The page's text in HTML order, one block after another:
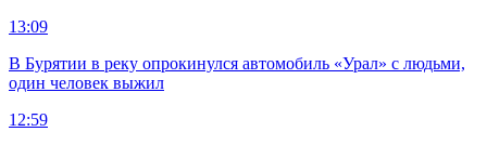
13:09
В Бурятии в реку опрокинулся автомобиль «Урал» с людьми,
один человек выжил
12:59